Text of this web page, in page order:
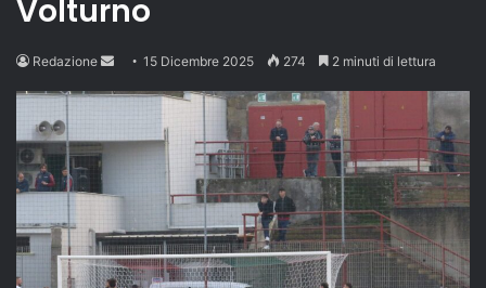
Volturno
Redazione
Send15 Dicembre 2025 274 2 minuti di lettura